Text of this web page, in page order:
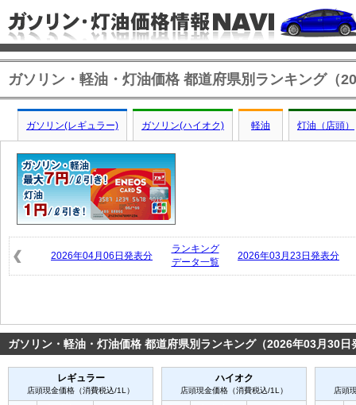
ガソリン・軽油・灯油価格 都道府県別ランキング（
ガソリン(レギュラー) ガソリン(ハイオク) 軽油 灯油（店頭）
2026年04月06日発表分
ランキング
データ一覧
2026年03月23日発表分
ガソリン・軽油・灯油価格 都道府県別ランキング（2026年03月30日
レギュラー
店頭現金価格（消費税込/1L）
ハイオク
店頭現金価格（消費税込/1L） 店頭